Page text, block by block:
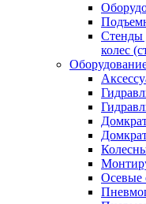
Стенды
колес
Осевые